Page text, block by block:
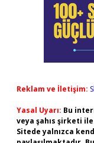
Reklam ve İletişim:
Yasal Uyarı: Bu
veya şahıs şirketi
Sitede yalnızca